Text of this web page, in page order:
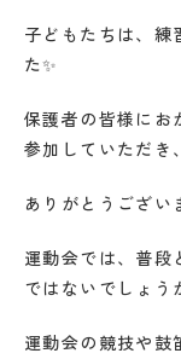
子どもたちは、練
た✨
保護者の皆様にお
参加していただき、
ありがとうござい
運動会では、普段
ではないでしょう
運動会の競技や鼓